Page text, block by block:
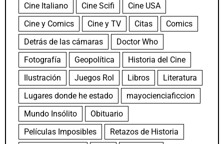
Cine Italiano
Cine Scifi
Cine USA
Cine y Comics
Cine y TV Citas
Comics
Detrás de las cámaras
Doctor Who
Fotografía
Geopolítica
Historia del Cine
Ilustración
Juegos Rol Libros
Literatura
Lugares donde he estado
mayocienciaficcion
Mundo Insólito
Obituario
Películas Imposibles
Retazos de Historia